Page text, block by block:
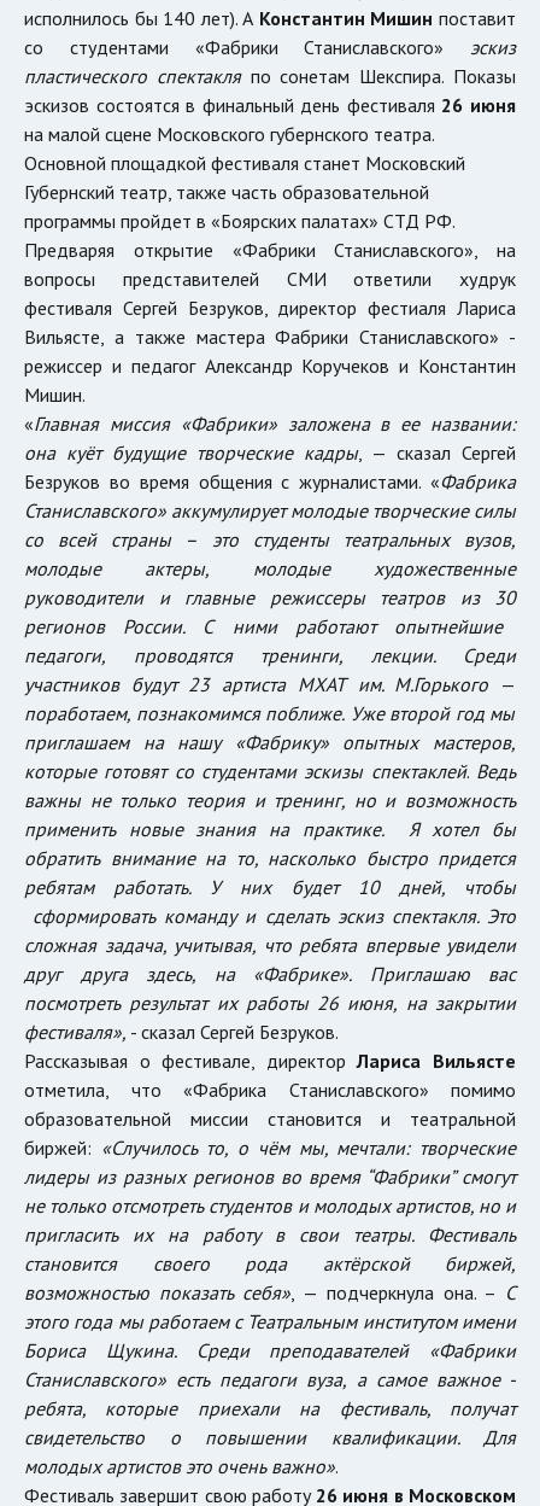
исполнилось бы 140 лет). А Константин Мишин поставит
со студентами «Фабрики Станиславского» эскиз
пластического спектакляпо сонетам Шекспира. Показы
эскизов состоятся в финальный день фестиваля 26 июня
на малой сцене Московского губернского театра.
Основной площадкой фестиваля станет Московский
Губернский театр, также часть образовательной
программы пройдет в «Боярских палатах» СТД РФ.
Предваряя открытие «Фабрики Станиславского», на
вопросы представителей СМИ ответили худрук
фестиваля Сергей Безруков, директор фестиаля Лариса
Вильясте, а также мастера Фабрики Станиславского» -
режиссер и педагог Александр Коручеков и Константин
Мишин.
«Главная миссия «Фабрики» заложена в ее названии:
она куёт будущие творческие кадры, — сказал Сергей
Безруков во время общения с журналистами. «Фабрика
Станиславского» аккумулирует молодые творческие силы
со всей страны – этостуденты театральных вузов,
молодые актеры, молодые художественные
руководители и главные режиссеры театров из 30
регионов России. С ними работают опытнейшие
педагоги, проводятся тренинги, лекции. Среди
участников будут23 артиста МХАТ им. М.Горького —
поработаем, познакомимся поближе. Уже второй год мы
приглашаем на нашу «Фабрику» опытных мастеров,
которые готовят со студентами эскизы спектаклей. Ведь
важны не только теория и тренинг, но и возможность
применить новые знания на практике. Я хотел бы
обратить внимание на то, насколько быстро придется
ребятам работать. У них будет 10 дней, чтобы
сформировать команду исделать эскизспектакля. Это
сложная задача, учитывая, чторебята впервые увидели
друг друга здесь, на «Фабрике». Приглашаю вас
посмотреть результат их работы 26 июня, на закрытии
фестиваля», - сказал Сергей Безруков.
Рассказывая о фестивале, директорЛариса Вильясте
отметила, что «Фабрика Станиславского» помимо
образовательной миссии становится и театральной
биржей: «Случилось то, о чём мы, мечтали: творческие
лидеры из разных регионов во время “Фабрики” смогут
не только отсмотреть студентов и молодых артистов, но и
пригласить их на работу в свои театры. Фестиваль
становится своего рода актёрской биржей,
возможностью показать себя», — подчеркнула она. – С
этого года мы работаем с Театральным институтом имени
Бориса Щукина.
Среди преподавателей «Фабрики
Станиславского» есть педагоги вуза, а самое важное -
ребята, которые приехали на фестиваль, получат
свидетельство о повышении квалификации. Для
молодых артистов это очень важно».
Фестиваль завершит свою работу26 июня в Московском